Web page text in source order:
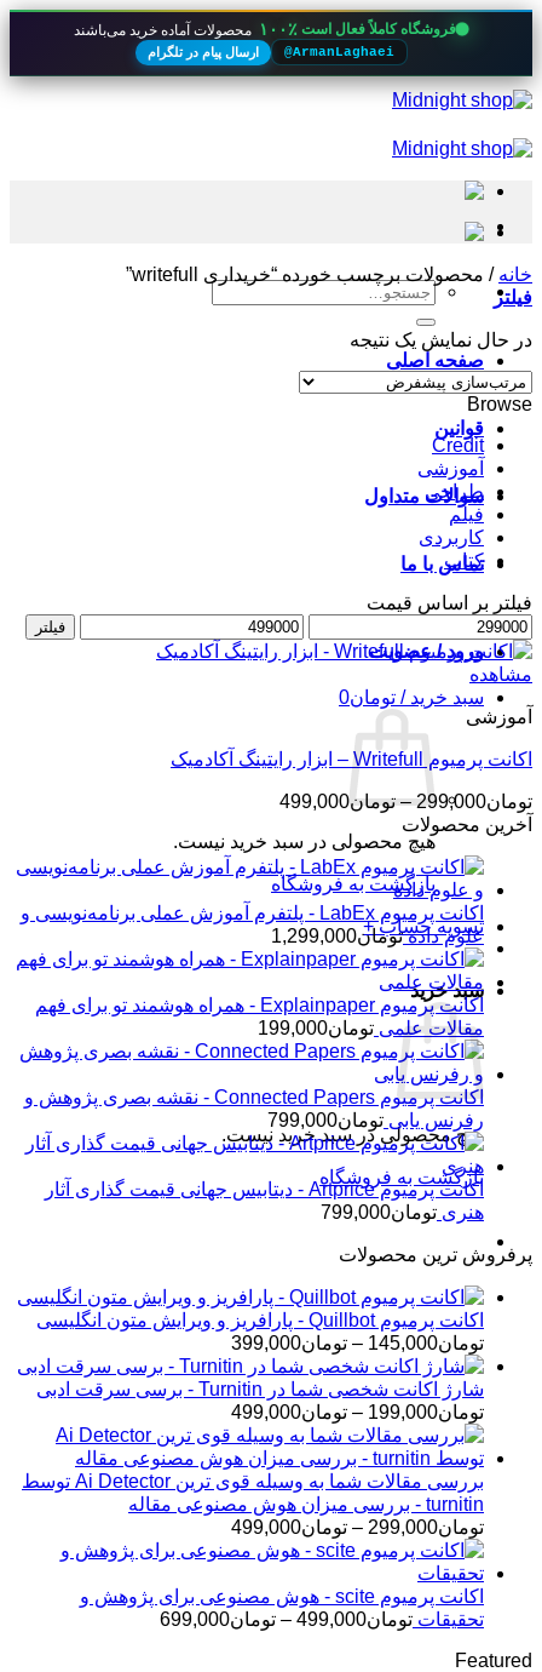
فروشگاه کاملاً فعال است ۱۰۰٪ محصولات آماده خرید می‌باشند
@ArmanLaghaei ارسال پیام در تلگرام
Skip
to
جستجو
صفحه اصلی
قوانین
سوالات متداول
تماس با ما
ورود / عضویت
سبد خرید / تومان0
هیچ محصولی در سبد خرید نیست.
بازگشت به فروشگاه
تسویه حساب +
سبد خرید
هیچ محصولی در سبد خرید نیست.
بازگشت به فروشگاه
خانه / محصولات برچسب خورده “خریداری writefull”
فیلتر
در حال نمایش یک نتیجه
Browse
Credit
آموزشی
طراحی
فیلم
کاربردی
کتاب
فیلتر بر اساس قیمت
حداقل
قیمت
حداکثر
قیمت
فیلتر
مشاهده
آموزشی
اکانت پرمیوم Writefull – ابزار رایتینگ آکادمیک
تومان299,000
– تومان499,000محدوده
تومان299,000
تا
تومان499,000
آخرین محصولات
اکانت پرمیوم LabEx - پلتفرم آموزش عملی برنامه‌نویسی و
علوم داده تومان1,299,000
اکانت پرمیوم Explainpaper - همراه هوشمند تو برای فهم
مقالات علمی تومان199,000
اکانت پرمیوم Connected Papers - نقشه بصری پژوهش و
رفرنس یابی تومان799,000
اکانت پرمیوم Artprice - دیتابیس جهانی قیمت ‌گذاری آثار
هنری تومان799,000
پرفروش ترین محصولات
اکانت پرمیوم Quillbot - پارافریز و ویرایش متون انگلیسی
تومان145,000
– تومان399,000محدوده
قیمت:
تومان145,000
تا
تومان399,000
شارژ اکانت شخصی شما در Turnitin - برسی سرقت ادبی
تومان199,000
– تومان499,000محدوده
قیمت:
تومان199,000
تا
تومان499,000
بررسی مقالات شما به وسیله قوی ترین Ai Detector توسط
turnitin - بررسی میزان هوش مصنوعی مقاله
تومان299,000
– تومان499,000محدوده
قیمت:
تا
تومان499,000
اکانت پرمیوم scite - هوش مصنوعی برای پژوهش و
تحقیقات تومان499,000
– تومان699,000محدوده
Featured